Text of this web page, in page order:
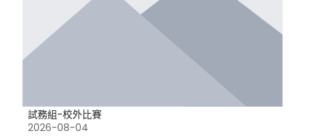
試務組-校外比賽
2026-08-04